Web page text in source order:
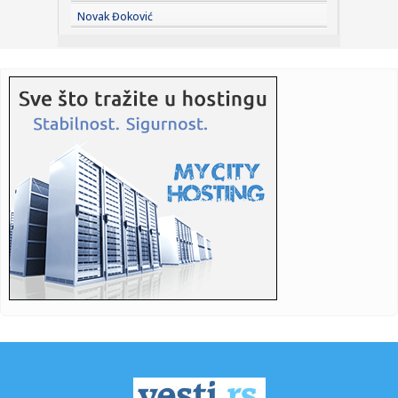
11:26:Astronomi prvi put ispratili eksplozivnu smrt ogromne
zvijezde go...
11:25: Vučević srušio laži o "Sarajevo safariju"; Poslao poruku:
"Vu...
11:22:
Ormuskom moreuzu...
11:19:Vučić dočekao Zelenskog: Prijem uz najviše počasti ispred
Pa...
11:19:Nastavak konstitutivne sednice Skupštine Kosova i nakon
isteka u...
11:15:Neil Young objavio naslovnu pesmu sa novog albuma
‘Second Song...
Lozano na pozajmici u Galaksiju
Novak Đoković